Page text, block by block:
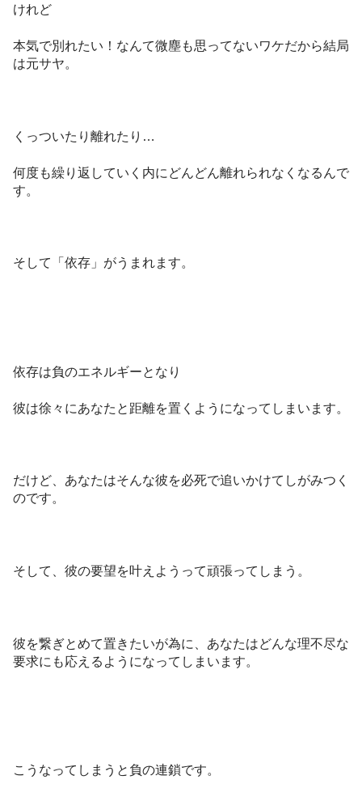
けれど
本気で別れたい！なんて微塵も思ってないワケだから結局
は元サヤ。
くっついたり離れたり…
何度も繰り返していく内にどんどん離れられなくなるんで
す。
そして「依存」がうまれます。
依存は負のエネルギーとなり
彼は徐々にあなたと距離を置くようになってしまいます。
だけど、あなたはそんな彼を必死で追いかけてしがみつく
のです。
そして、彼の要望を叶えようって頑張ってしまう。
彼を繋ぎとめて置きたいが為に、あなたはどんな理不尽な
要求にも応えるようになってしまいます。
こうなってしまうと負の連鎖です。